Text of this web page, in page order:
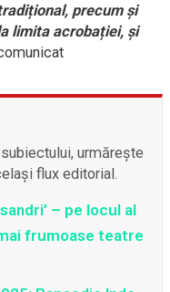
precum și
limita acrobației, și
urmărește
flux editorial.
– pe locul al
frumoase teatre